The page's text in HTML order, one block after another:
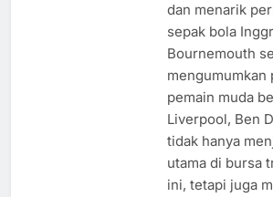
dan menarik
sepak bola
Bournemouth
mengumumkan
pemain muda
Liverpool, Ben
tidak hanya
utama di bursa
ini, tetapi juga